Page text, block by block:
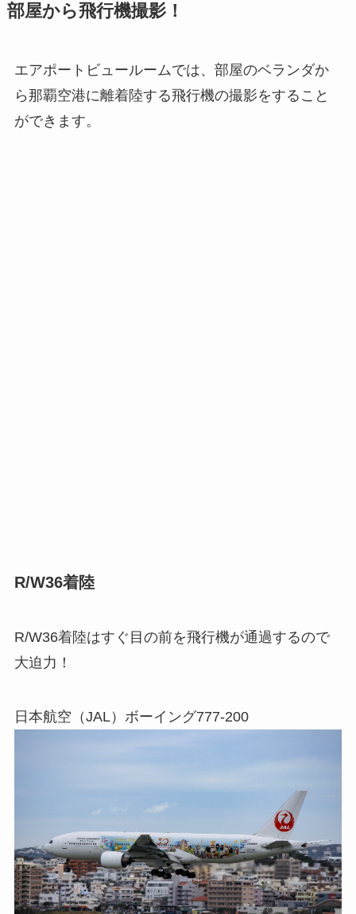
部屋から飛行機撮影！
エアポートビュールームでは、部屋のベランダか
ら那覇空港に離着陸する飛行機の撮影をすること
ができます。
R/W36着陸
R/W36着陸はすぐ目の前を飛行機が通過するので
大迫力！
日本航空（JAL）ボーイング777-200